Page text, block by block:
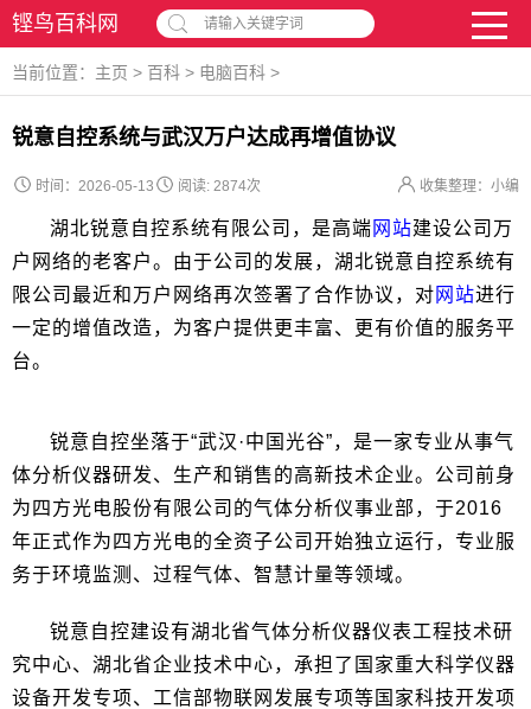
铿鸟百科网 请输入关键字词
当前位置： 主页 > 百科 > 电脑百科 >
锐意自控系统与武汉万户达成再增值协议
时间：2026-05-13 收集整理：小编
阅读: 2874次
湖北锐意自控系统有限公司，是高端 网站建设公司万
户网络的老客户。由于公司的发展，湖北锐意自控系统有
限公司最近和万户网络再次签署了合作协议，对 网站进行
一定的增值改造，为客户提供更丰富、更有价值的服务平
台。
锐意自控坐落于“武汉·中国光谷”，是一家专业从事气
体分析仪器研发、生产和销售的高新技术企业。公司前身
为四方光电股份有限公司的气体分析仪事业部，于2016
年正式作为四方光电的全资子公司开始独立运行，专业服
务于环境监测、过程气体、智慧计量等领域。
锐意自控建设有湖北省气体分析仪器仪表工程技术研
究中心、湖北省企业技术中心，承担了国家重大科学仪器
设备开发专项、工信部物联网发展专项等国家科技开发项